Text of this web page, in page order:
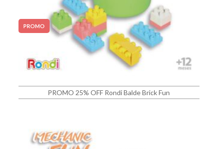
PROMO
PROMO 25% OFF Rondi Balde Brick Fun